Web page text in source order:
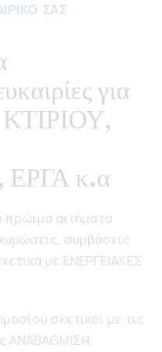
ΣΑΣ
για
κ.α
αιτήματα
συμβάσεις
με ΕΝΕΡΓΕΙΑΚΕΣ
σχετικοί με τις
ΑΝΑΒΑΘΜΙΣΗ